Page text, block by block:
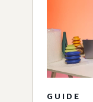
GUIDE